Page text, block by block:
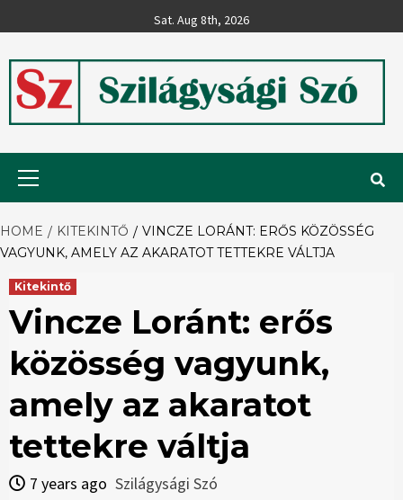
to
Sat. Aug 8th, 2026
Szilágysági
Szó
HOME KITEKINTŐ
VINCZE LORÁNT: ERŐS KÖZÖSSÉG
VAGYUNK, AMELY AZ AKARATOT TETTEKRE VÁLTJA
Kitekintő
Vincze Loránt: erős
közösség vagyunk,
amely az akaratot
tettekre váltja
7 years ago Szilágysági Szó